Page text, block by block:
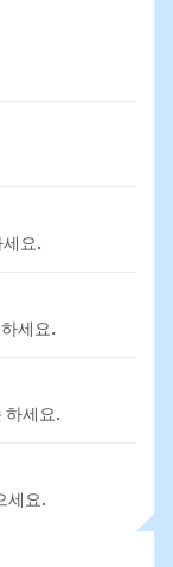
세요.
세요.
하세요.
세요.